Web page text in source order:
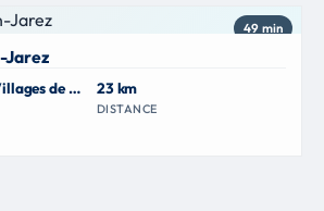
49 min
Jarez
🏘 Plus Beaux Villages de France 23 km
DISTANCE